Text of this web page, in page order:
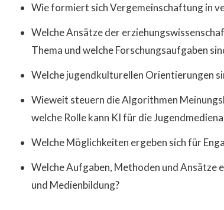
Wie formiert sich Vergemeinschaftung in
Welche Ansätze der
Thema und welche Forschungsaufgaben
Welche jugendkulturellen Orientierungen
Wieweit steuern die Algorithmen
welche Rolle kann KI für die
Welche Möglichkeiten ergeben sich für
Welche Aufgaben, Methoden und Ansätze
und Medienbildung?